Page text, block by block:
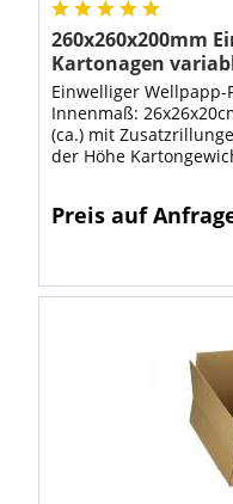
260x260x200mm
Kartonagen
Einwelliger Wellpapp-
Innenmaß:
(ca.) mit
der Höhe
Preis auf